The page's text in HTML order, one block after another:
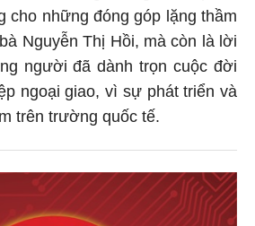
cho những đóng góp lặng thầm
Nguyễn Thị Hồi, mà còn là lời
người đã dành trọn cuộc đời
ngoại giao, vì sự phát triển và
trên trường quốc tế.